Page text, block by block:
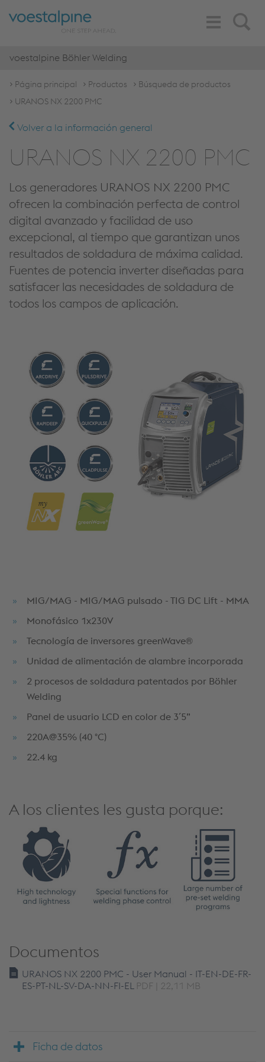
Search
Toggle
Navigation
voestalpine Böhler Welding
Página principal Productos
Búsqueda de productos
URANOS NX 2200 PMC
Volver a la información general
URANOS NX 2200 PMC
Los generadores URANOS NX 2200 PMC
ofrecen la combinación perfecta de control
digital avanzado y facilidad de uso
excepcional, al tiempo que garantizan unos
resultados de soldadura de máxima calidad.
Fuentes de potencia inverter diseñadas para
satisfacer las necesidades de soldadura de
todos los campos de aplicación.
MIG/MAG - MIG/MAG pulsado - TIG DC Lift - MMA
Monofásico 1x230V
Tecnología de inversores greenWave®
Unidad de alimentación de alambre incorporada
2 procesos de soldadura patentados por Böhler
Welding
Panel de usuario LCD en color de 3´5”
220A@35% (40 °C)
22.4 kg
A los clientes les gusta porque:
Documentos
URANOS NX 2200 PMC - User Manual - IT-EN-DE-FR-
ES-PT-NL-SV-DA-NN-FI-EL PDF | 22,11 MB
Ficha de datos